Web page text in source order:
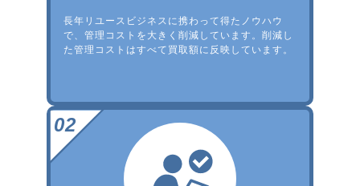
長年リユースビジネスに携わって得たノウハウ
で、管理コストを大きく削減しています。削減し
た管理コストはすべて買取額に反映しています。